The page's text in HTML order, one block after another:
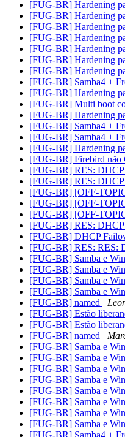
[FUG-BR] Hardening
[FUG-BR] Hardening
[FUG-BR] Hardening
[FUG-BR] Hardening
[FUG-BR] Hardening
[FUG-BR] Hardening
[FUG-BR] Hardening
[FUG-BR] Samba4 +
[FUG-BR] Hardening
[FUG-BR] Multi boot
[FUG-BR] Hardening
[FUG-BR] Samba4 +
[FUG-BR] Samba4 +
[FUG-BR] Hardening
[FUG-BR] Firebird não
[FUG-BR] RES: DHCP
[FUG-BR] RES: DHCP
[FUG-BR] [OFF-
[FUG-BR] [OFF-
[FUG-BR] [OFF-
[FUG-BR] RES: DHCP
[FUG-BR] DHCP
[FUG-BR] RES: RES:
[FUG-BR] Samba e
[FUG-BR] Samba e
[FUG-BR] Samba e
[FUG-BR] Samba e
[FUG-BR] named
[FUG-BR] Estão
[FUG-BR] Estão
[FUG-BR] named
[FUG-BR] Samba e
[FUG-BR] Samba e
[FUG-BR] Samba e
[FUG-BR] Samba e
[FUG-BR] Samba e
[FUG-BR] Samba e
[FUG-BR] Samba e
[FUG-BR] Samba e